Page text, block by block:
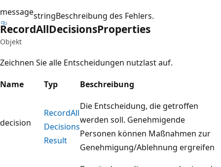
messagestringBeschreibung des Fehlers.
RecordAllDecisionsProperties
Objekt
Zeichnen Sie alle Entscheidungen nutzlast auf.
Name
Typ Beschreibung
decision
RecordAll
Decisions
Result
Die Entscheidung, die getroffen
werden soll. Genehmigende
Personen können Maßnahmen zur
Genehmigung/Ablehnung ergreifen